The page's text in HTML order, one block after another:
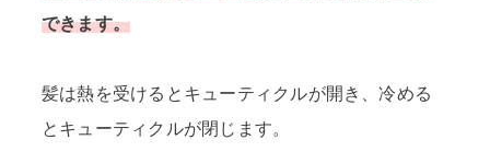
できます。
髪は熱を受けるとキューティクルが開き、冷める
とキューティクルが閉じます。